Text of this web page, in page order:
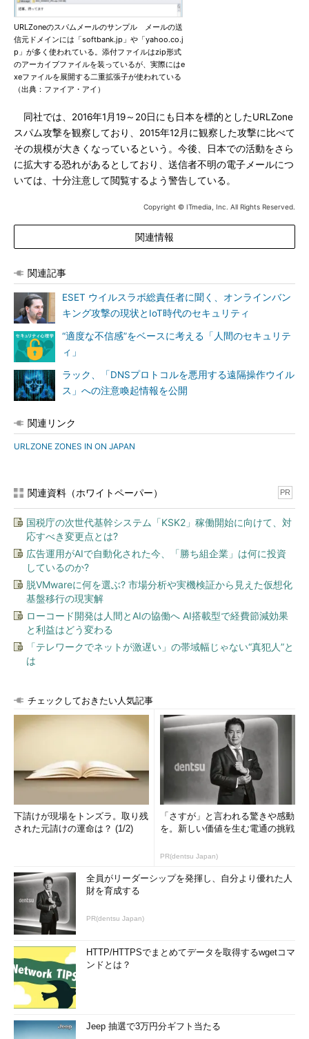
URLZoneのスパムメールのサンプル メールの送
信元ドメインには「softbank.jp」や「yahoo.co.j
p」が多く使われている。添付ファイルはzip形式
のアーカイブファイルを装っているが、実際にはe
xeファイルを展開する二重拡張子が使われている
（出典：ファイア・アイ）
同社では、2016年1月19～20日にも日本を標的としたURLZone
スパム攻撃を観察しており、2015年12月に観察した攻撃に比べて
その規模が大きくなっているという。今後、日本での活動をさら
に拡大する恐れがあるとしており、送信者不明の電子メールにつ
いては、十分注意して閲覧するよう警告している。
Copyright © ITmedia, Inc. All Rights Reserved.
関連情報
関連記事
ESET ウイルスラボ総責任者に聞く、オンラインバン
キング攻撃の現状とIoT時代のセキュリティ
“適度な不信感”をベースに考える「人間のセキュリテ
ィ」
ラック、「DNSプロトコルを悪用する遠隔操作ウイル
ス」への注意喚起情報を公開
関連リンク
URLZONE ZONES IN ON JAPAN
関連資料（ホワイトペーパー） PR
国税庁の次世代基幹システム「KSK2」稼働開始に向けて、対
応すべき変更点とは?
広告運用がAIで自動化された今、「勝ち組企業」は何に投資
しているのか?
脱VMwareに何を選ぶ? 市場分析や実機検証から見えた仮想化
基盤移行の現実解
ローコード開発は人間とAIの協働へ AI搭載型で経費節減効果
と利益はどう変わる
「テレワークでネットが激遅い」の帯域幅じゃない“真犯人”と
は
チェックしておきたい人気記事
下請けが現場をトンズラ。取り残
された元請けの運命は？ (1/2)
「さすが」と言われる驚きや感動
を。新しい価値を生む電通の挑戦
PR(dentsu Japan)
全員がリーダーシップを発揮し、自分より優れた人
財を育成する
PR(dentsu Japan)
HTTP/HTTPSでまとめてデータを取得するwgetコマ
ンドとは？
Jeep 抽選で3万円分ギフト当たる